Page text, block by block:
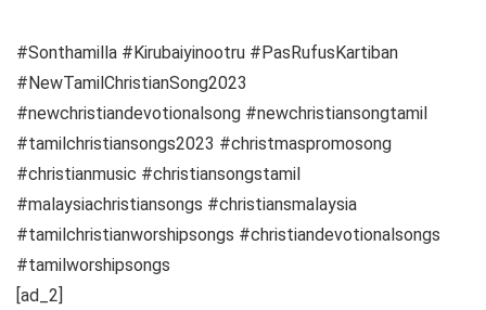
#Sonthamilla #Kirubaiyinootru #PasRufusKartiban
#NewTamilChristianSong2023
#newchristiandevotionalsong #newchristiansongtamil
#tamilchristiansongs2023 #christmaspromosong
#christianmusic #christiansongstamil
#malaysiachristiansongs #christiansmalaysia
#tamilchristianworshipsongs #christiandevotionalsongs
#tamilworshipsongs
[ad_2]